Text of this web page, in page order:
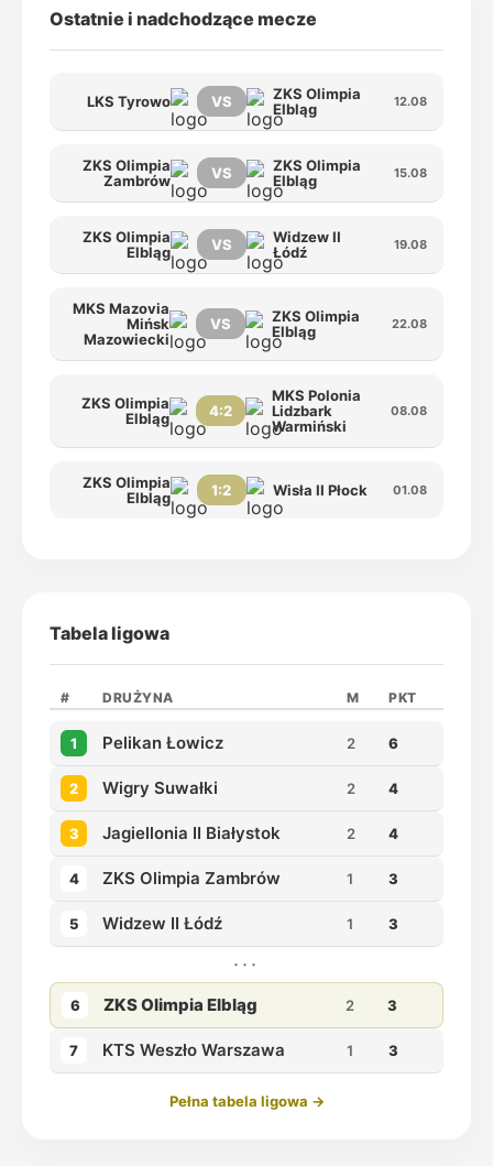
Ostatnie i nadchodzące mecze
LKS Tyrowo VS
ZKS Olimpia
Elbląg
12.08
ZKS Olimpia
Zambrów
VS
ZKS Olimpia
Elbląg
15.08
ZKS Olimpia
Elbląg
VS
Widzew II
Łódź
19.08
MKS Mazovia
Mińsk
Mazowiecki
VS
ZKS Olimpia
Elbląg
22.08
ZKS Olimpia
Elbląg
4:2
MKS Polonia
Lidzbark
Warmiński
08.08
ZKS Olimpia
Elbląg
1:2 Wisła II Płock 01.08
Tabela ligowa
# DRUŻYNA M PKT
1 Pelikan Łowicz 2 6
2 Wigry Suwałki 2 4
3 Jagiellonia II Białystok 2 4
4 ZKS Olimpia Zambrów 1 3
5 Widzew II Łódź 1 3
···
6 ZKS Olimpia Elbląg 2 3
7 KTS Weszło Warszawa 1 3
Pełna tabela ligowa →